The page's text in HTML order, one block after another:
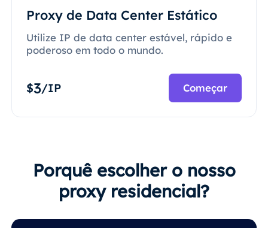
Proxy de Data Center Estático
Utilize IP de data center estável, rápido e
poderoso em todo o mundo.
$3/IP Começar
Porquê escolher o nosso
proxy residencial?